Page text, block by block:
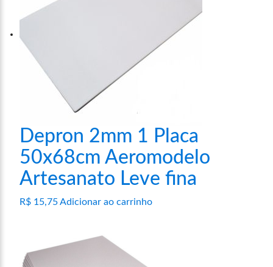
escolhidas
na
Depron 2mm 1 Placa
50x68cm Aeromodelo
Artesanato Leve fina
R$ 15,75Adicionar ao carrinho